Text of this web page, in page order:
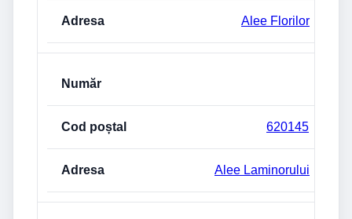
Alee Florilor
620145
Alee Laminorului